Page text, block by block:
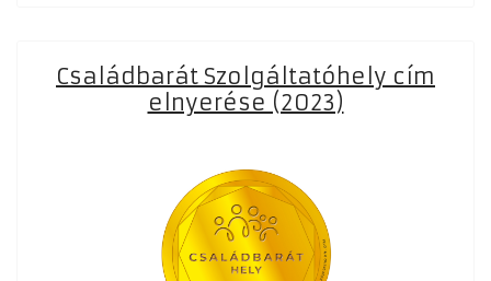
Családbarát Szolgáltatóhely cím
elnyerése (2023)